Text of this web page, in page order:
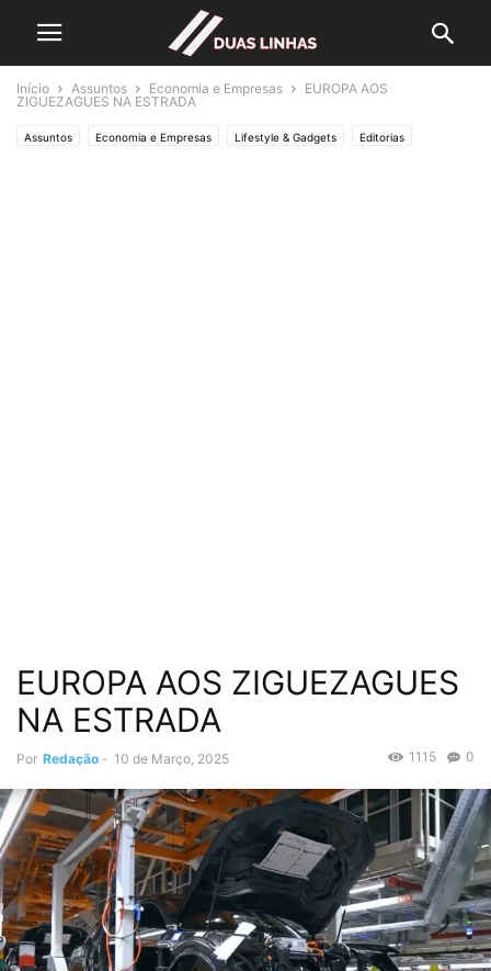
Início Assuntos Economia e Empresas
EUROPA AOS
ZIGUEZAGUES NA ESTRADA
Assuntos Economia e Empresas Lifestyle & Gadgets Editorias
EUROPA AOS ZIGUEZAGUES
NA ESTRADA
Por Redação - 10 de Março, 2025 0
1115